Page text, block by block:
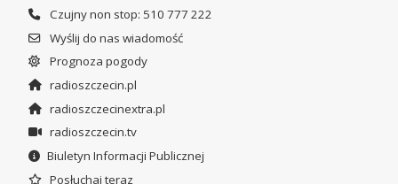
Czujny non stop: 510 777 222
Wyślij do nas wiadomość
Prognoza pogody
radioszczecin.pl
radioszczecinextra.pl
radioszczecin.tv
Biuletyn Informacji Publicznej
Posłuchaj teraz